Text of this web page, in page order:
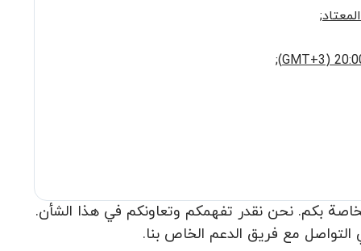
;
;
بكم. نحن نقدر تفهمكم وتعاونكم في هذا الشأن.
التواصل مع فريق الدعم الخاص بنا.